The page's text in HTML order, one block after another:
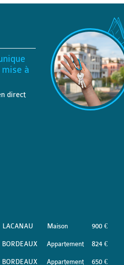
à
direct
LACANAU Maison 900 €
BORDEAUX Appartement 824 €
BORDEAUX Appartement 650 €